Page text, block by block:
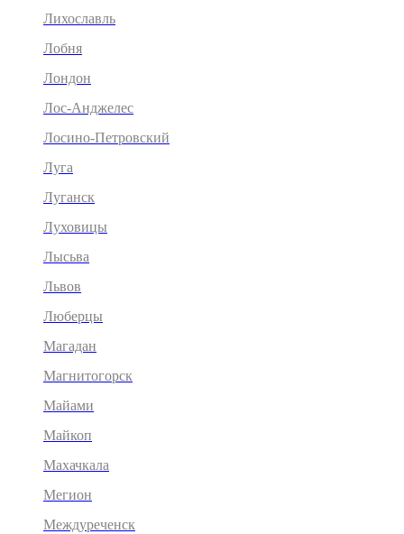
Лихославль
Лобня
Лондон
Лос-Анджелес
Лосино-Петровский
Луга
Луганск
Луховицы
Лысьва
Львов
Люберцы
Магадан
Магнитогорск
Майами
Майкоп
Махачкала
Мегион
Междуреченск